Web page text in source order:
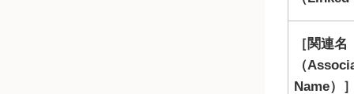
関連名
（
Name）